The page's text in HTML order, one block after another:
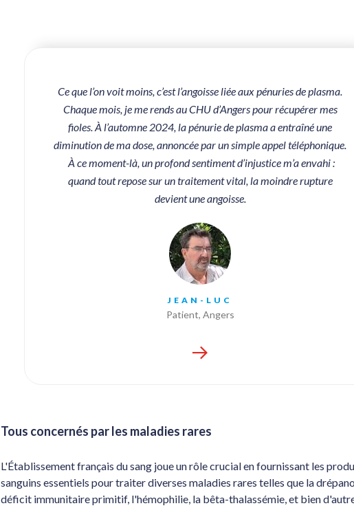
Ce que l’on voit moins, c’est l’angoisse liée aux pénuries de plasma.
Chaque mois, je me rends au CHU d’Angers pour récupérer mes
fioles. À l’automne 2024, la pénurie de plasma a entraîné une
diminution de ma dose, annoncée par un simple appel téléphonique.
À ce moment-là, un profond sentiment d’injustice m’a envahi :
quand tout repose sur un traitement vital, la moindre rupture
devient une angoisse.
JEAN-LUC
Patient, Angers
Tous concernés par les maladies rares
L'Établissement français du sang joue un rôle crucial en fournissant les
sanguins essentiels pour traiter diverses maladies rares telles que la
déficit immunitaire primitif, l'hémophilie, la bêta-thalassémie, et bien